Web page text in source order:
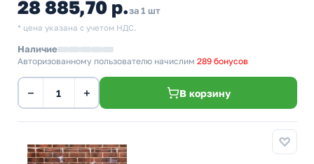
28 885,70 р.за 1 шт
* цена указана с учетом НДС.
Наличие
Авторизованному пользователю начислим 289 бонусов
− + В корзину